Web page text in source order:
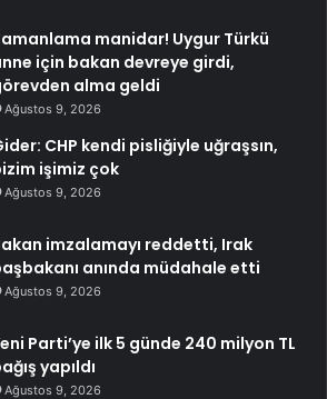
manidar! Uygur Türkü
için bakan devreye girdi,
alma geldi
Ağustos 9, 2026
CHP kendi pisliğiyle uğraşsın,
işimiz çok
Ağustos 9, 2026
imzalamayı reddetti, Irak
anında müdahale etti
Ağustos 9, 2026
Parti’ye ilk 5 günde 240 milyon TL
yapıldı
Ağustos 9, 2026